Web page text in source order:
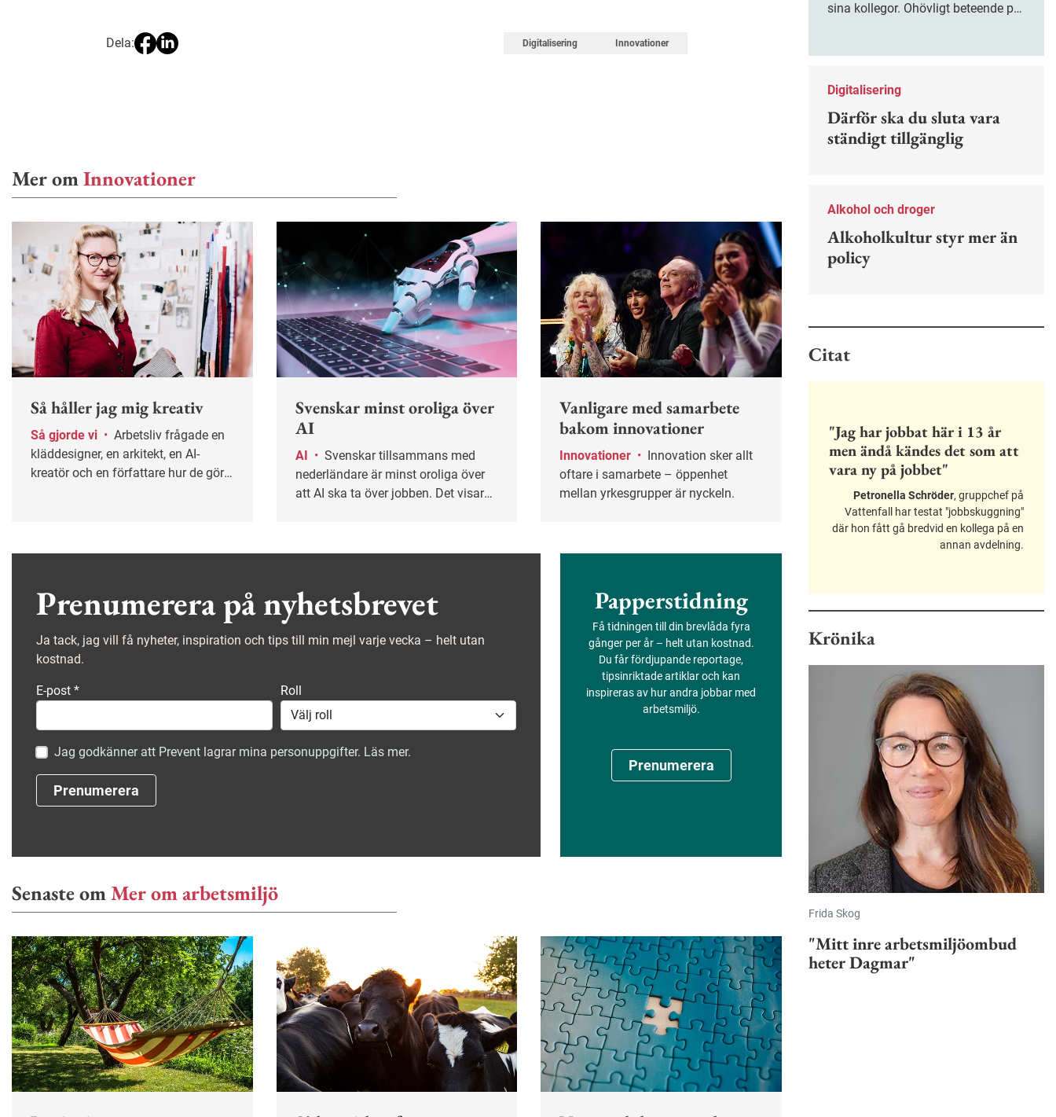
Dela: Digitalisering Innovationer
Mer omInnovationer
Så håller jag mig kreativ
Så gjorde vi •
kläddesigner, en arkitekt, en AI-
kreatör och en författare hur de gör
Svenskar minst oroliga över
AI
AI •
nederländare är minst oroliga över
att AI ska ta över jobben. Det visar
Vanligare med samarbete
bakom innovationer
Innovationer •
oftare i samarbete – öppenhet
mellan yrkesgrupper är nyckeln.
Prenumerera på nyhetsbrevet
Ja tack, jag vill få nyheter, inspiration och tips till min mejl varje vecka – helt utan
kostnad.
E-post * Roll
Jag godkänner att Prevent lagrar mina personuppgifter. Läs mer.
Prenumerera
Papperstidning
Få tidningen till din brevlåda fyra
gånger per år – helt utan kostnad.
Du får fördjupande reportage,
tipsinriktade artiklar och kan
inspireras av hur andra jobbar med
arbetsmiljö.
Prenumerera
Senaste omMer om arbetsmiljö
sina kollegor. Ohövligt beteende på
förebygga ohövligt beteende på
Digitalisering
Därför ska du sluta vara
ständigt tillgänglig
Alkohol och droger
Alkoholkultur styr mer än
policy
Citat
"Jag har jobbat här i 13 år
men ändå kändes det som att
vara ny på jobbet"
Petronella Schröder, gruppchef på
Vattenfall har testat "jobbskuggning"
där hon fått gå bredvid en kollega på en
annan avdelning.
Krönika
Frida Skog
"Mitt inre arbetsmiljöombud
heter Dagmar"